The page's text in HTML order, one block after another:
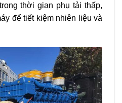
thời gian phụ tải thấp,
để tiết kiệm nhiên liệu và